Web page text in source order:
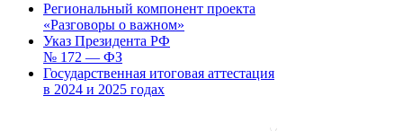
Региональный компонент проекта
«Разговоры о важном»
Указ Президента РФ
№ 172 — ФЗ
Государственная итоговая аттестация
в 2024 и 2025 годах